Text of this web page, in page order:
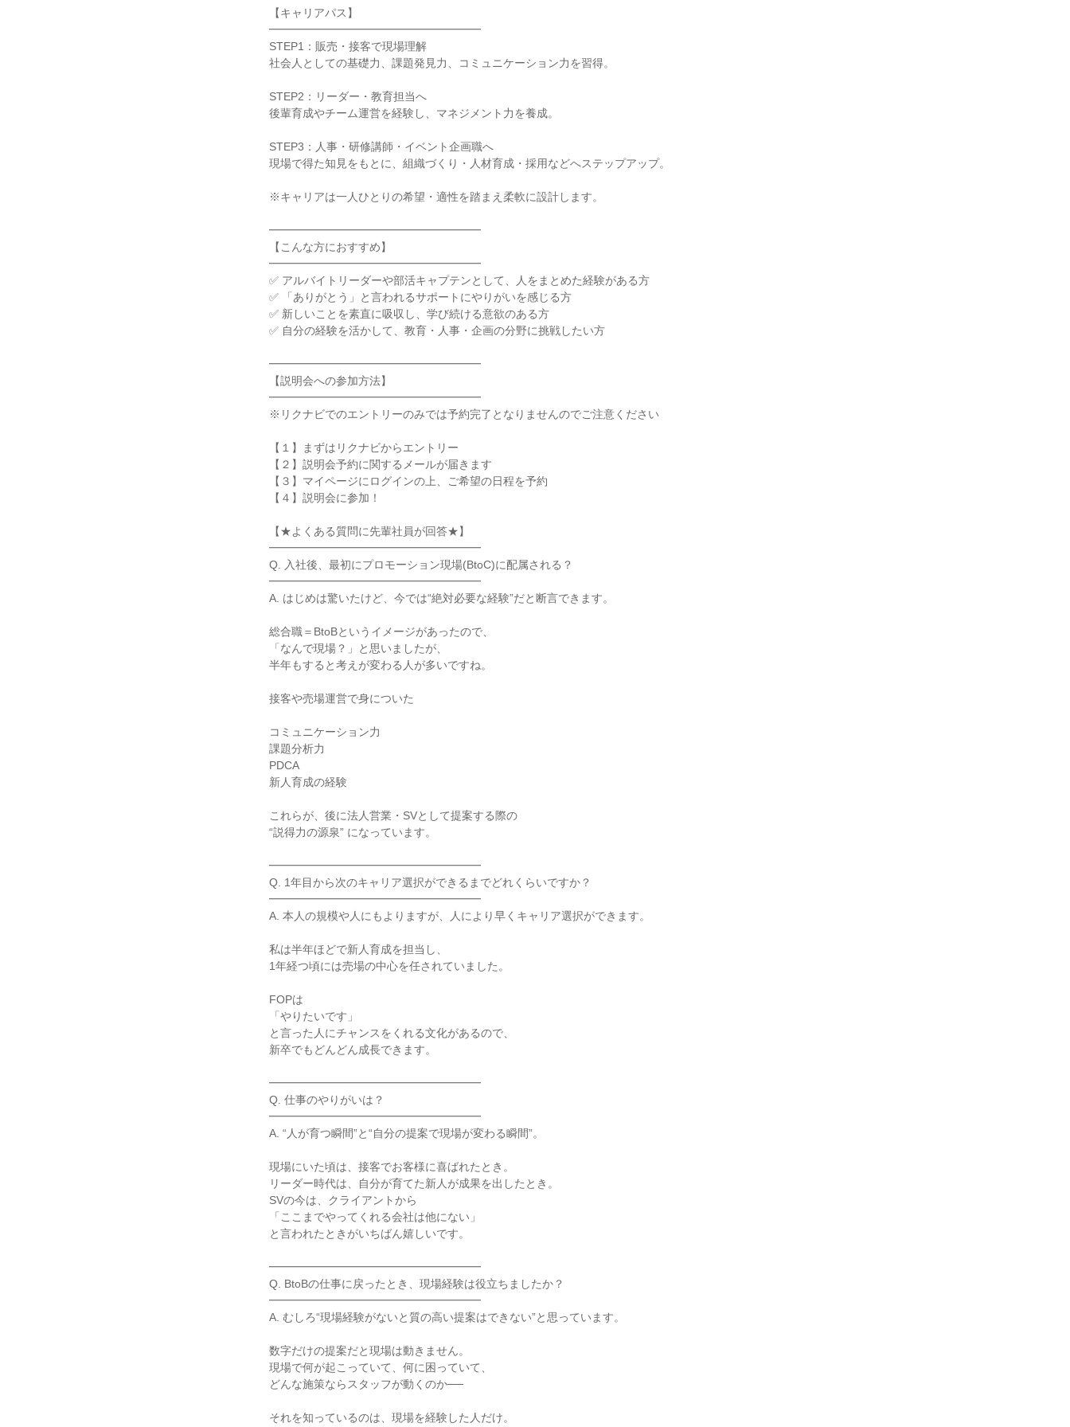
【キャリアパス】
━━━━━━━━━━━━━━━━━━━
STEP1：販売・接客で現場理解
社会人としての基礎力、課題発見力、コミュニケーション力を習得。
STEP2：リーダー・教育担当へ
後輩育成やチーム運営を経験し、マネジメント力を養成。
STEP3：人事・研修講師・イベント企画職へ
現場で得た知見をもとに、組織づくり・人材育成・採用などへステップアップ。
※キャリアは一人ひとりの希望・適性を踏まえ柔軟に設計します。
━━━━━━━━━━━━━━━━━━━
【こんな方におすすめ】
━━━━━━━━━━━━━━━━━━━
✅ アルバイトリーダーや部活キャプテンとして、人をまとめた経験がある方
✅ 「ありがとう」と言われるサポートにやりがいを感じる方
✅ 新しいことを素直に吸収し、学び続ける意欲のある方
✅ 自分の経験を活かして、教育・人事・企画の分野に挑戦したい方
━━━━━━━━━━━━━━━━━━━
【説明会への参加方法】
━━━━━━━━━━━━━━━━━━━
※リクナビでのエントリーのみでは予約完了となりませんのでご注意ください
【１】まずはリクナビからエントリー
【２】説明会予約に関するメールが届きます
【３】マイページにログインの上、ご希望の日程を予約
【４】説明会に参加！
【★よくある質問に先輩社員が回答★】
━━━━━━━━━━━━━━━━━━━
Q. 入社後、最初にプロモーション現場(BtoC)に配属される？
━━━━━━━━━━━━━━━━━━━
A. はじめは驚いたけど、今では“絶対必要な経験”だと断言できます。
総合職＝BtoBというイメージがあったので、
「なんで現場？」と思いましたが、
半年もすると考えが変わる人が多いですね。
接客や売場運営で身についた
コミュニケーション力
課題分析力
PDCA
新人育成の経験
これらが、後に法人営業・SVとして提案する際の
“説得力の源泉” になっています。
━━━━━━━━━━━━━━━━━━━
Q. 1年目から次のキャリア選択ができるまでどれくらいですか？
━━━━━━━━━━━━━━━━━━━
A. 本人の規模や人にもよりますが、人により早くキャリア選択ができます。
私は半年ほどで新人育成を担当し、
1年経つ頃には売場の中心を任されていました。
FOPは
「やりたいです」
と言った人にチャンスをくれる文化があるので、
新卒でもどんどん成長できます。
━━━━━━━━━━━━━━━━━━━
Q. 仕事のやりがいは？
━━━━━━━━━━━━━━━━━━━
A. “人が育つ瞬間”と“自分の提案で現場が変わる瞬間”。
現場にいた頃は、接客でお客様に喜ばれたとき。
リーダー時代は、自分が育てた新人が成果を出したとき。
SVの今は、クライアントから
「ここまでやってくれる会社は他にない」
と言われたときがいちばん嬉しいです。
━━━━━━━━━━━━━━━━━━━
Q. BtoBの仕事に戻ったとき、現場経験は役立ちましたか？
━━━━━━━━━━━━━━━━━━━
A. むしろ“現場経験がないと質の高い提案はできない”と思っています。
数字だけの提案だと現場は動きません。
現場で何が起こっていて、何に困っていて、
どんな施策ならスタッフが動くのか──
それを知っているのは、現場を経験した人だけ。